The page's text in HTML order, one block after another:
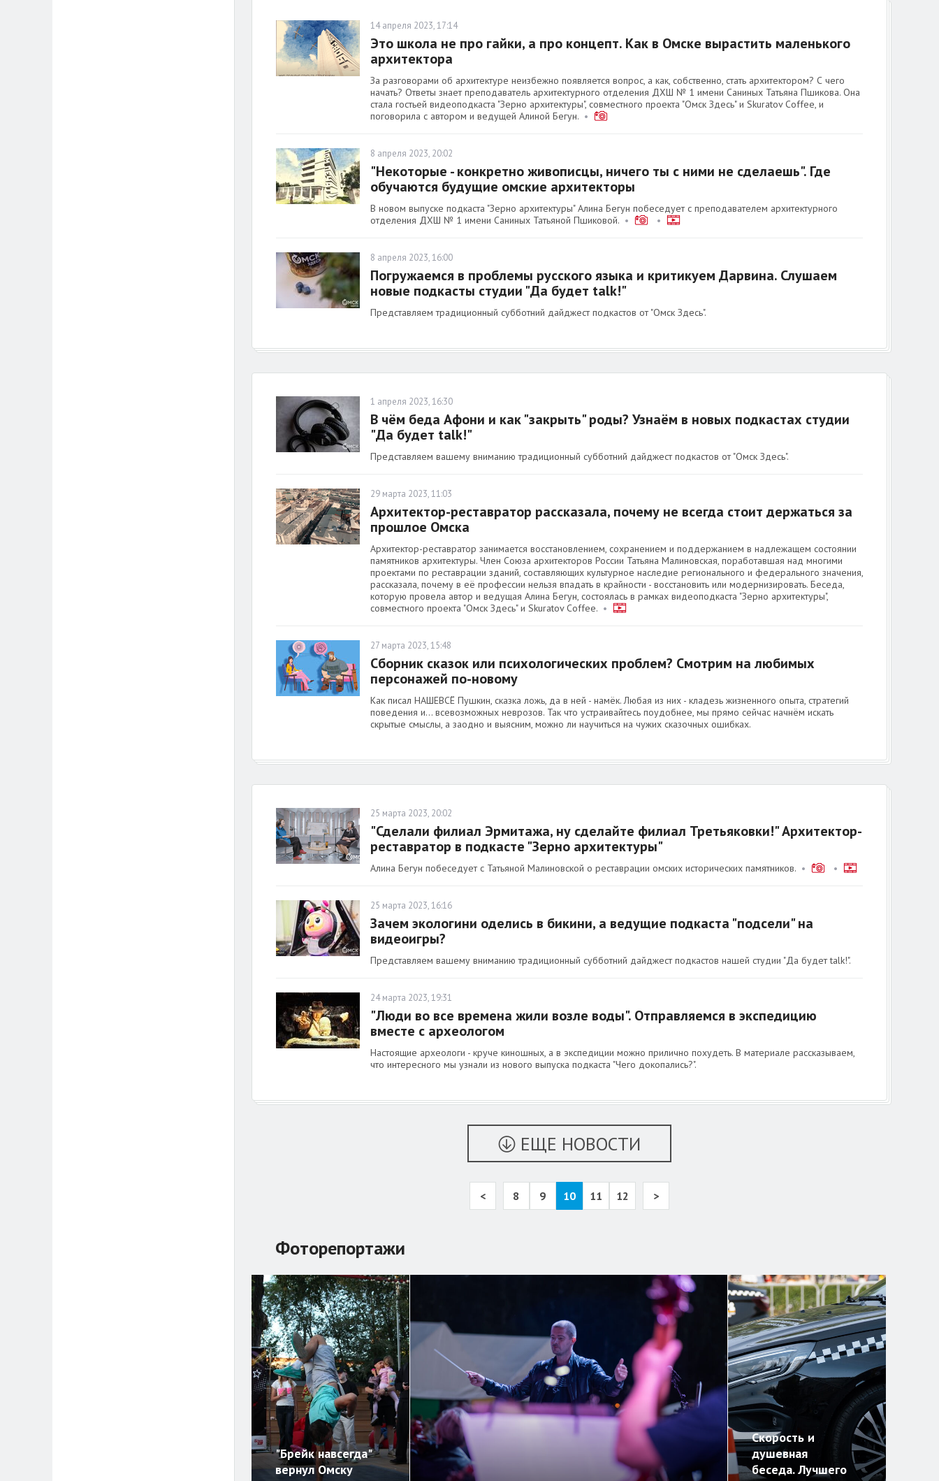
14 апреля 2023, 17:14
Это школа не про гайки, а про концепт. Как в Омске вырастить маленького
архитектора
За разговорами об архитектуре неизбежно появляется вопрос, а как, собственно, стать архитектором? С чего
начать? Ответы знает преподаватель архитектурного отделения ДХШ № 1 имени Саниных Татьяна Пшикова. Она
стала гостьей видеоподкаста "Зерно архитектуры", совместного проекта "Омск Здесь" и Skuratov Coffee, и
поговорила с автором и ведущей Алиной Бегун.•
8 апреля 2023, 20:02
"Некоторые - конкретно живописцы, ничего ты с ними не сделаешь". Где
обучаются будущие омские архитекторы
В новом выпуске подкаста "Зерно архитектуры" Алина Бегун побеседует с преподавателем архитектурного
отделения ДХШ № 1 имени Саниных Татьяной Пшиковой.• •
8 апреля 2023, 16:00
Погружаемся в проблемы русского языка и критикуем Дарвина. Слушаем
новые подкасты студии "Да будет talk!"
Представляем традиционный субботний дайджест подкастов от "Омск Здесь".
1 апреля 2023, 16:30
В чём беда Афони и как "закрыть" роды? Узнаём в новых подкастах студии
"Да будет talk!"
Представляем вашему вниманию традиционный субботний дайджест подкастов от "Омск Здесь".
29 марта 2023, 11:03
Архитектор-реставратор рассказала, почему не всегда стоит держаться за
прошлое Омска
Архитектор-реставратор занимается восстановлением, сохранением и поддержанием в надлежащем состоянии
памятников архитектуры. Член Союза архитекторов России Татьяна Малиновская, поработавшая над многими
проектами по реставрации зданий, составляющих культурное наследие регионального и федерального значения,
рассказала, почему в её профессии нельзя впадать в крайности - восстановить или модернизировать. Беседа,
которую провела автор и ведущая Алина Бегун, состоялась в рамках видеоподкаста "Зерно архитектуры",
совместного проекта "Омск Здесь" и Skuratov Coffee. •
27 марта 2023, 15:48
Сборник сказок или психологических проблем? Смотрим на любимых
персонажей по-новому
Как писал НАШЕВСЁ Пушкин, сказка ложь, да в ней - намёк. Любая из них - кладезь жизненного опыта, стратегий
поведения и… всевозможных неврозов. Так что устраивайтесь поудобнее, мы прямо сейчас начнём искать
скрытые смыслы, а заодно и выясним, можно ли научиться на чужих сказочных ошибках.
25 марта 2023, 20:02
"Сделали филиал Эрмитажа, ну сделайте филиал Третьяковки!" Архитектор-
реставратор в подкасте "Зерно архитектуры"
Алина Бегун побеседует с Татьяной Малиновской о реставрации омских исторических памятников.• •
25 марта 2023, 16:16
Зачем экологини оделись в бикини, а ведущие подкаста "подсели" на
видеоигры?
Представляем вашему вниманию традиционный субботний дайджест подкастов нашей студии "Да будет talk!".
24 марта 2023, 19:31
"Люди во все времена жили возле воды". Отправляемся в экспедицию
вместе с археологом
Настоящие археологи - круче киношных, а в экспедиции можно прилично похудеть. В материале рассказываем,
что интересного мы узнали из нового выпуска подкаста "Чего докопались?".
ЕЩЕ НОВОСТИ
< 8 9 10 11 12 >
Фоторепортажи
"Брейк навсегда"
вернул Омску
Скорость и
душевная
беседа. Лучшего